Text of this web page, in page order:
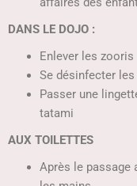
DANS LE DOJO :
Enlever les zooris
Se désinfecter
Passer une
tatami
AUX TOILETTES
Après le passage